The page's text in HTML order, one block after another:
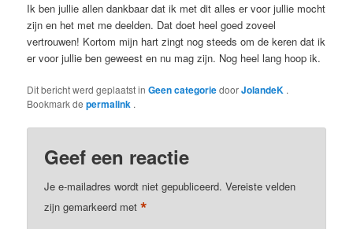
Ik ben jullie allen dankbaar dat ik met dit alles er voor jullie mocht
zijn en het met me deelden. Dat doet heel goed zoveel
vertrouwen! Kortom mijn hart zingt nog steeds om de keren dat ik
er voor jullie ben geweest en nu mag zijn. Nog heel lang hoop ik.
Dit bericht werd geplaatst inGeen categoriedoorJolandeK .
Bookmark depermalink .
Geef een reactie
Je e-mailadres wordt niet gepubliceerd. Vereiste velden
zijn gemarkeerd met*